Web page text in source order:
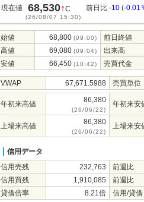
現在値 68,530↑C
(26/08/07 15:30)
前日比 -10 (-0.01
始値 68,800 (09:00)
前日終値
高値
69,080 (09:04)
出来高
安値
66,450 (10:42) 売買代金
VWAP 67,671.5988 売買単位
年初来高値 86,380
(26/06/22)
年初来安
上場来高値 86,380
(26/06/22)
上場来安
信用データ
信用売残
232,763
前週比
信用買残
1,910,085
前週比
貸借倍率
8.21倍 信用/貸借